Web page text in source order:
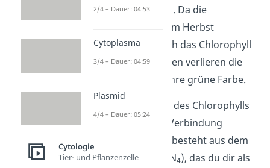
hergestellt werden. Da die
Lichteinstrahlung im Herbst
abnimmt, wird auch das Chlorophyll
abgebaut. Deswegen verlieren die
Blätter im Herbst ihre grüne Farbe.
Die Grundstruktur des Chlorophylls
ist eine komplexe Verbindung
namens Chelat. Es besteht aus dem
Porphyrin(C N4), das du dir als
2/4 – Dauer: 04:53
Cytoplasma
3/4 – Dauer: 04:59
Plasmid
4/4 – Dauer: 05:24
Cytologie
Tier- und Pflanzenzelle